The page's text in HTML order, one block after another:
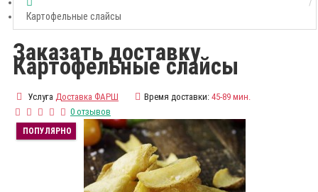
Картофельные слайсы
Заказать доставку
Картофельные слайсы
Услуга Доставка ФАРШ Время доставки: 45-89 мин.
0 отзывов
ПОПУЛЯРНО